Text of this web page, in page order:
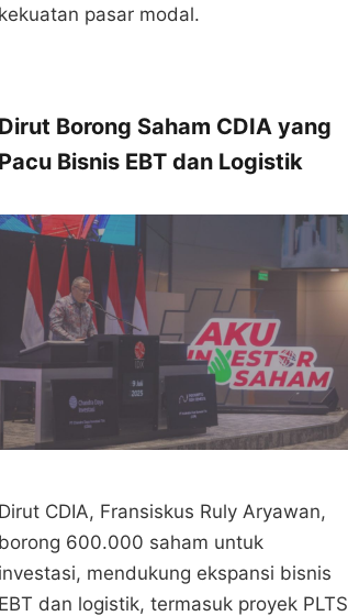
kekuatan pasar modal.
Dirut Borong Saham CDIA yang
Pacu Bisnis EBT dan Logistik
Dirut CDIA, Fransiskus Ruly Aryawan,
borong 600.000 saham untuk
investasi, mendukung ekspansi bisnis
EBT dan logistik, termasuk proyek PLTS